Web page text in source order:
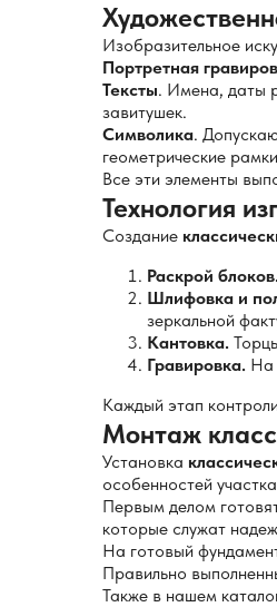
Изобразительное
Портретная
Тексты. Имена, даты
завитушек.
Символика.
геометрические
Все эти элементы
Технология
Создание
Раскрой блоков.
Шлифовка и
зеркальной
Кантовка.
Гравировка. На
Каждый этап
Монтаж
Установка
особенностей
Первым делом
которые служат
На готовый
Правильно
Также в нашем